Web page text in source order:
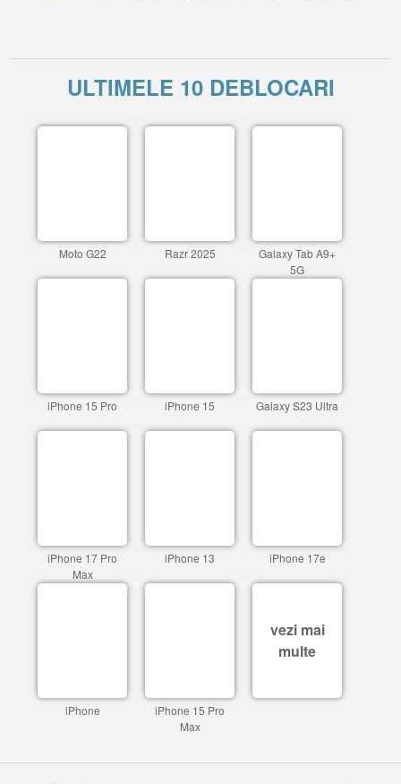
ULTIMELE 10 DEBLOCARI
Moto G22 Razr 2025
Galaxy Tab A9+
5G
iPhone 15 Pro iPhone 15 Galaxy S23 Ultra
iPhone 17 Pro
Max
iPhone 13 iPhone 17e
iPhone
iPhone 15 Pro
Max
vezi mai
multe